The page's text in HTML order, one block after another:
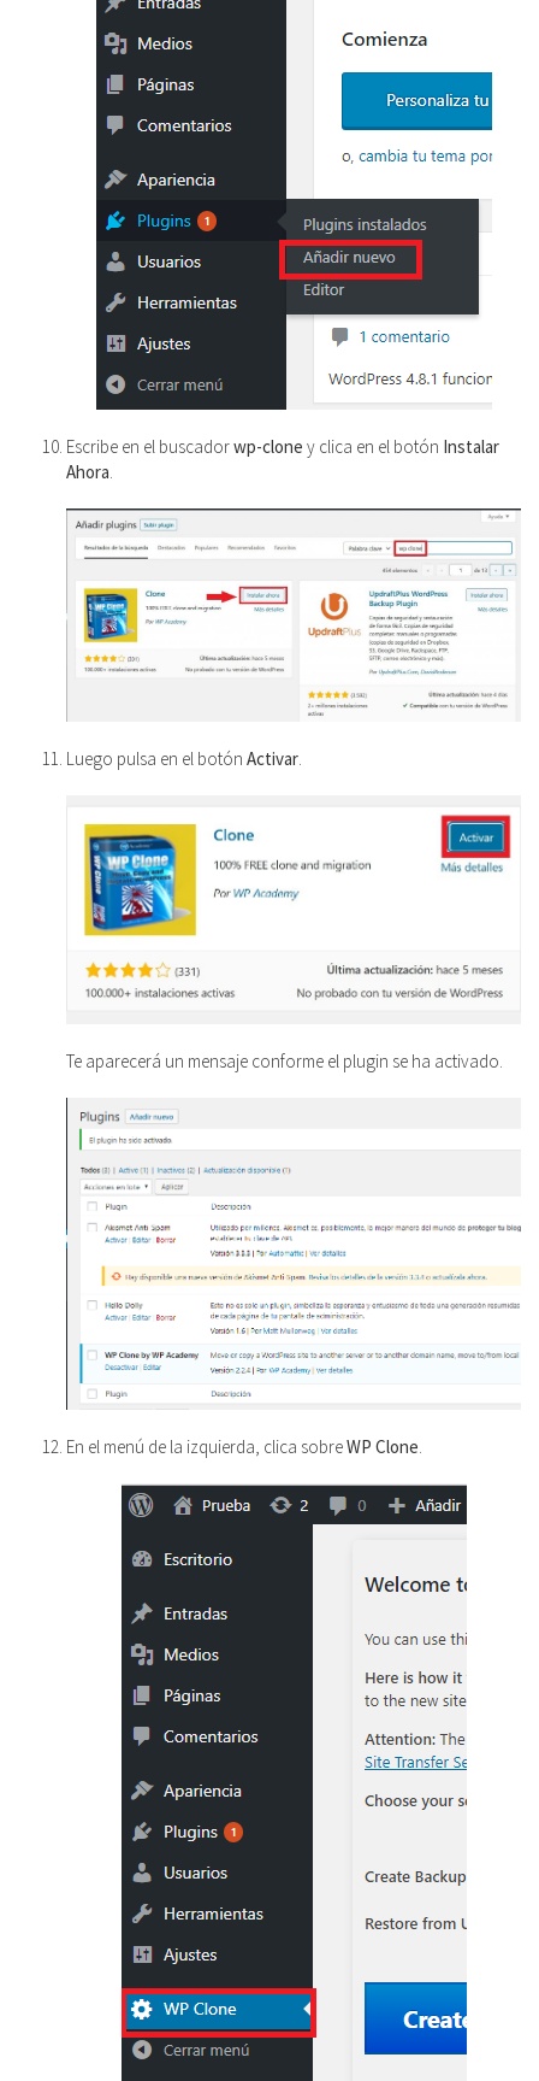
Escribe en el buscadorwp-clone y clica en el botón Instalar
Ahora.
Luego pulsa en el botón Activar.
Te aparecerá un mensaje conforme el plugin se ha activado.
En el menú de la izquierda, clica sobreWP Clone